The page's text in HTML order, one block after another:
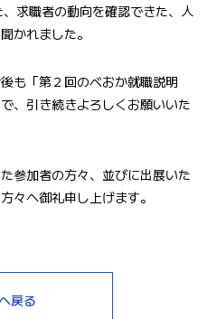
求職者の動向を確認できた、人
かれました。
も「第２回のべおか就職説明
、引き続きよろしくお願いいた
参加者の方々、並びに出展いた
々へ御礼申し上げます。
戻る